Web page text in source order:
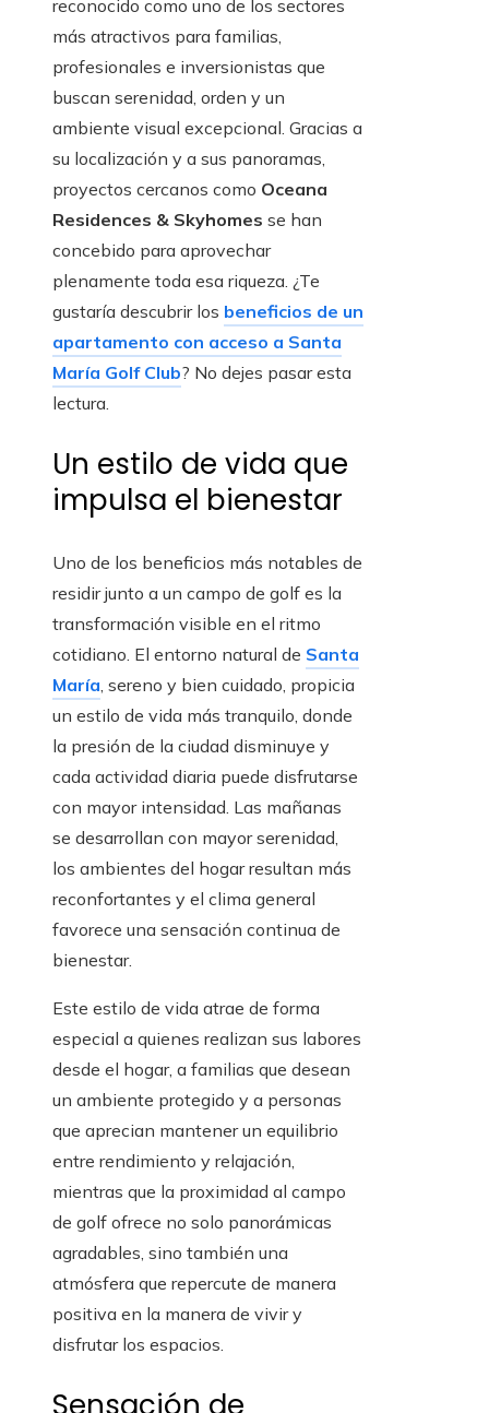
reconocido como uno de los sectores
más atractivos para familias,
profesionales e inversionistas que
buscan serenidad, orden y un
ambiente visual excepcional. Gracias a
su localización y a sus panoramas,
proyectos cercanos como Oceana
Residences & Skyhomes se han
concebido para aprovechar
plenamente toda esa riqueza. ¿Te
gustaría descubrir los beneficios de un
apartamento con acceso a Santa
María Golf Club? No dejes pasar esta
lectura.
Un estilo de vida que
impulsa el bienestar
Uno de los beneficios más notables de
residir junto a un campo de golf es la
transformación visible en el ritmo
cotidiano. El entorno natural de Santa
María, sereno y bien cuidado, propicia
un estilo de vida más tranquilo, donde
la presión de la ciudad disminuye y
cada actividad diaria puede disfrutarse
con mayor intensidad. Las mañanas
se desarrollan con mayor serenidad,
los ambientes del hogar resultan más
reconfortantes y el clima general
favorece una sensación continua de
bienestar.
Este estilo de vida atrae de forma
especial a quienes realizan sus labores
desde el hogar, a familias que desean
un ambiente protegido y a personas
que aprecian mantener un equilibrio
entre rendimiento y relajación,
mientras que la proximidad al campo
de golf ofrece no solo panorámicas
agradables, sino también una
atmósfera que repercute de manera
positiva en la manera de vivir y
disfrutar los espacios.